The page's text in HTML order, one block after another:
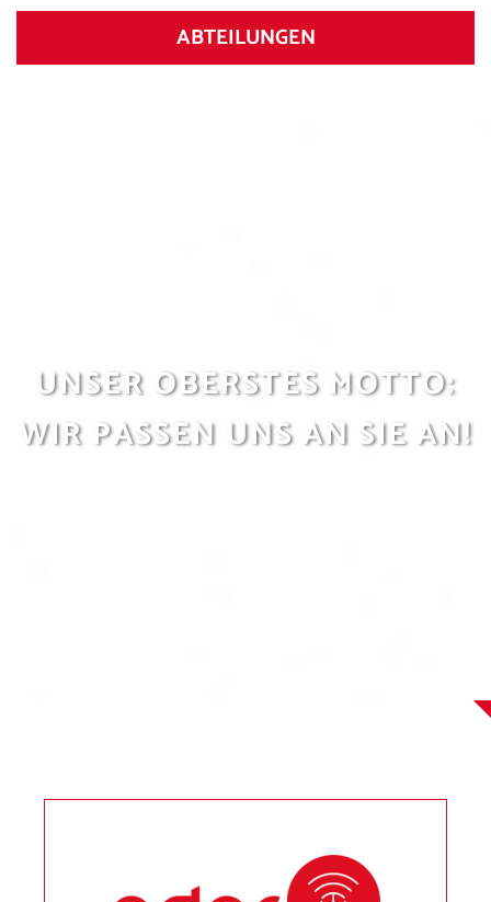
ABTEILUNGEN
UNSER OBERSTES MOTTO:
WIR PASSEN UNS AN SIE AN!